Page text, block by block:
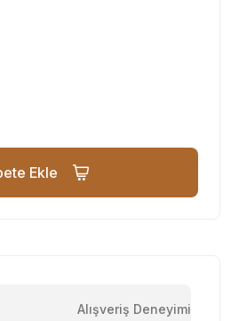
Ekle
Alışveriş Deneyimi